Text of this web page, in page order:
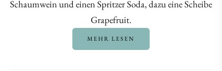
Schaumwein und einen Spritzer Soda, dazu eine Scheibe
Grapefruit.
MEHR LESEN